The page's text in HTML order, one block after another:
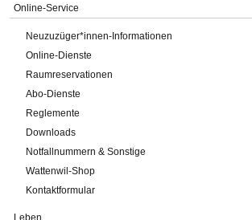
Online-Service
Neuzuzüger*innen-Informationen
Online-Dienste
Raumreservationen
Abo-Dienste
Reglemente
Downloads
Notfallnummern & Sonstige
Wattenwil-Shop
Kontaktformular
Leben